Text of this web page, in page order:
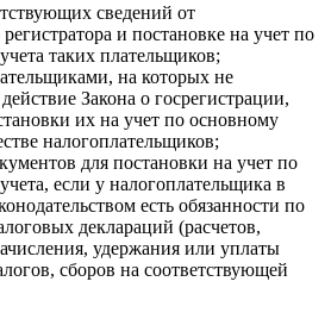
сведений от
и постановке на учет по
таких плательщиков;
на которых не
Закона о госрегистрации,
их на учет по основному
налогоплательщиков;
для постановки на учет по
если у налогоплательщика в
есть обязанности по
деклараций (расчетов,
удержания или уплаты
сборов на соответствующей